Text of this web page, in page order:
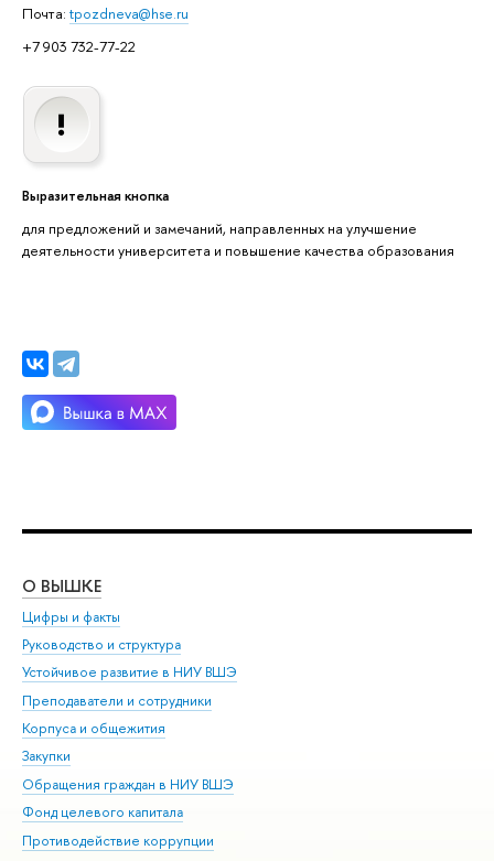
Почта: tpozdneva@hse.ru
+7 903 732-77-22
Выразительная кнопка
для предложений и замечаний, направленных на улучшение
деятельности университета и повышение качества образования
О ВЫШКЕ
Цифры и факты
Руководство и структура
Устойчивое развитие в НИУ ВШЭ
Преподаватели и сотрудники
Корпуса и общежития
Закупки
Обращения граждан в НИУ ВШЭ
Фонд целевого капитала
Противодействие коррупции